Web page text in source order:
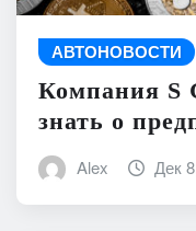
АВТОНОВОСТИ
Компания S
знать о
Alex Дек